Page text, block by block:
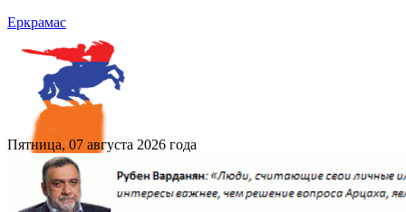
Еркрамас
Пятница, 07 августа 2026 года